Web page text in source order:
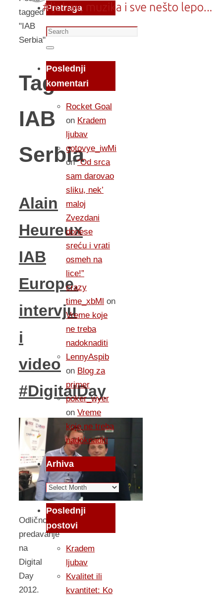
tagged
"IAB
Serbia"
Tag:
IAB
Serbia
Alain
Heureux
IAB
Europe.
intervju
i
video
#DigitalDay
Odlično
predavanje
na
Digital
Day
2012.
Pretraga
Search
for:
Search
Poslednji
komentari
Rocket Goal
on Kradem
ljubav
gotovye_iwMi
on“Od srca
sam darovao
sliku, nek’
maloj
Zvezdani
donese
sreću i vrati
osmeh na
lice!”
crazy
time_xbMl on
Vreme koje
ne treba
nadoknaditi
LennyAspib
on Blog za
primer
poker_wyer
on Vreme
koje ne treba
nadoknaditi
Arhiva
Arhiva
Poslednji
postovi
Kradem
ljubav
Kvalitet ili
kvantitet: Ko